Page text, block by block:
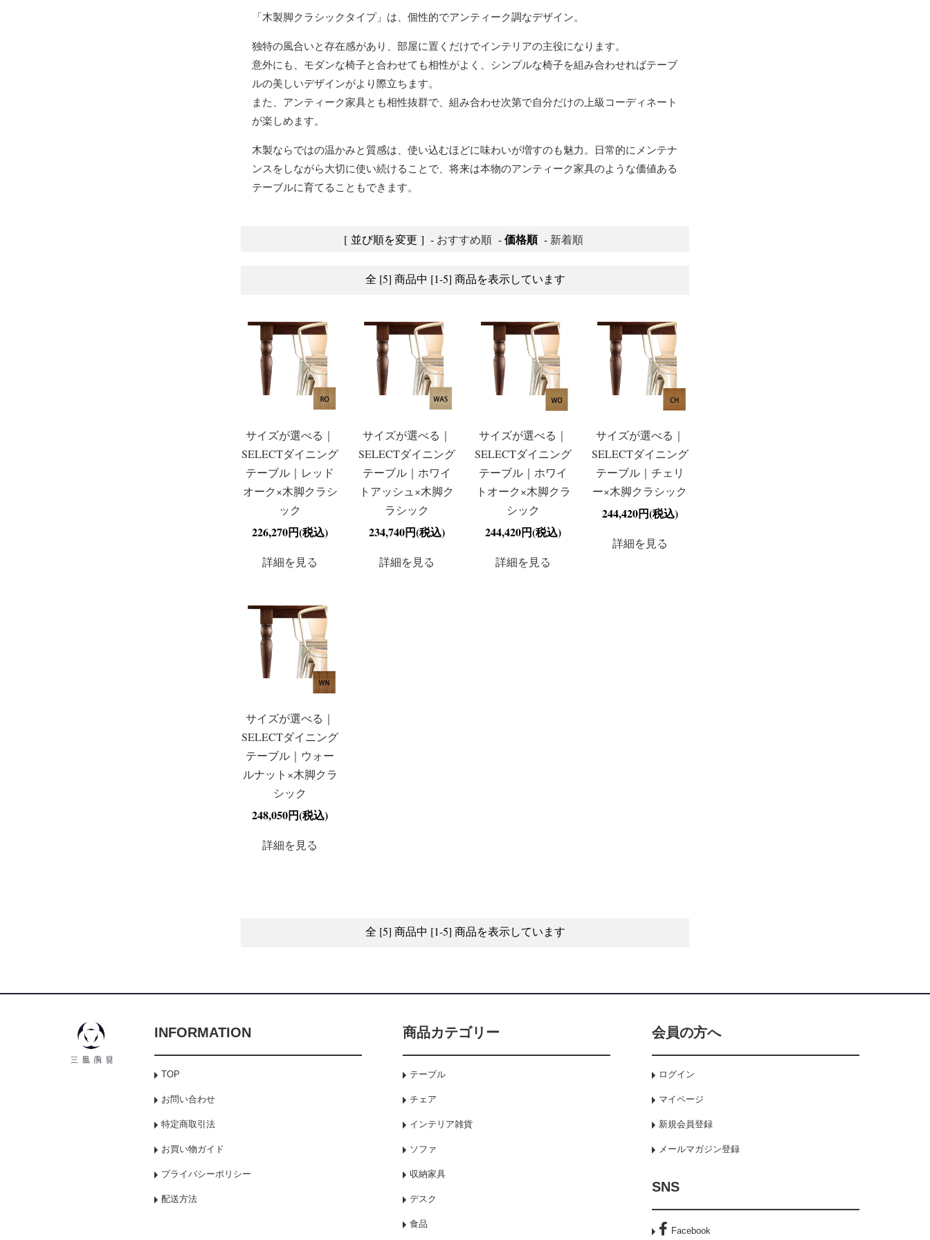
「木製脚クラシックタイプ」は、個性的でアンティーク調なデザイン。
独特の風合いと存在感があり、部屋に置くだけでインテリアの主役になります。
意外にも、モダンな椅子と合わせても相性がよく、シンプルな椅子を組み合わせればテーブ
ルの美しいデザインがより際立ちます。
また、アンティーク家具とも相性抜群で、組み合わせ次第で自分だけの上級コーディネート
が楽しめます。
木製ならではの温かみと質感は、使い込むほどに味わいが増すのも魅力。日常的にメンテナ
ンスをしながら大切に使い続けることで、将来は本物のアンティーク家具のような価値ある
テーブルに育てることもできます。
[ 並び順を変更 ] - おすすめ順 -価格順 - 新着順
全 [5] 商品中 [1-5] 商品を表示しています
サイズが選べる｜
SELECTダイニング
テーブル｜レッド
オーク×木脚クラシ
ック
226,270円(税込)
詳細を見る
サイズが選べる｜
SELECTダイニング
テーブル｜ホワイ
トアッシュ×木脚ク
ラシック
234,740円(税込)
詳細を見る
サイズが選べる｜
SELECTダイニング
テーブル｜ホワイ
トオーク×木脚クラ
シック
244,420円(税込)
詳細を見る
サイズが選べる｜
SELECTダイニング
テーブル｜チェリ
ー×木脚クラシック
244,420円(税込)
詳細を見る
サイズが選べる｜
SELECTダイニング
テーブル｜ウォー
ルナット×木脚クラ
シック
248,050円(税込)
詳細を見る
全 [5] 商品中 [1-5] 商品を表示しています
INFORMATION
TOP
お問い合わせ
特定商取引法
お買い物ガイド
プライバシーポリシー
配送方法
商品カテゴリー
テーブル
チェア
インテリア雑貨
ソファ
収納家具
デスク
食品
会員の方へ
ログイン
マイページ
新規会員登録
メールマガジン登録
SNS
Facebook